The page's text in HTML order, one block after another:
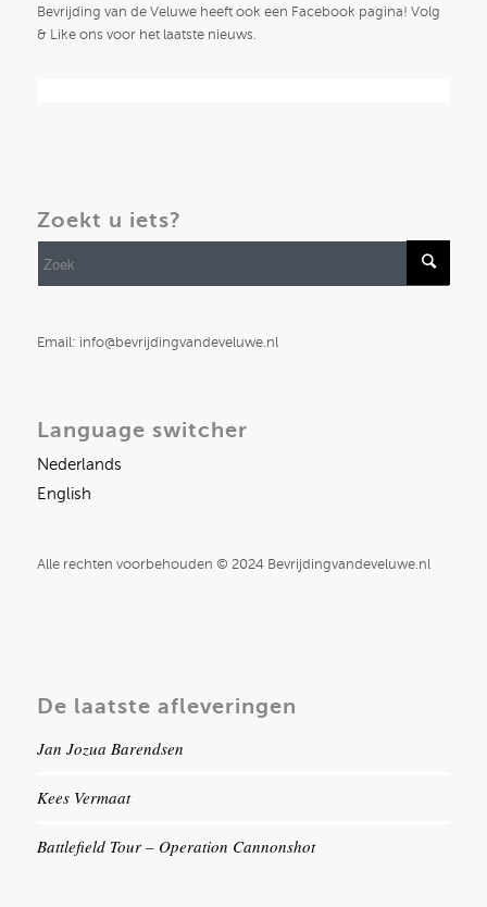
Bevrijding van de Veluwe heeft ook een Facebook pagina! Volg
& Like ons voor het laatste nieuws.
Zoekt u iets?
Email: info@bevrijdingvandeveluwe.nl
Language switcher
Nederlands
English
Alle rechten voorbehouden © 2024 Bevrijdingvandeveluwe.nl
De laatste afleveringen
Jan Jozua Barendsen
Kees Vermaat
Battlefield Tour – Operation Cannonshot